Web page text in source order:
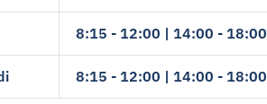
8:15 - 12:00 | 14:00 - 18:00
8:15 - 12:00 | 14:00 - 18:00